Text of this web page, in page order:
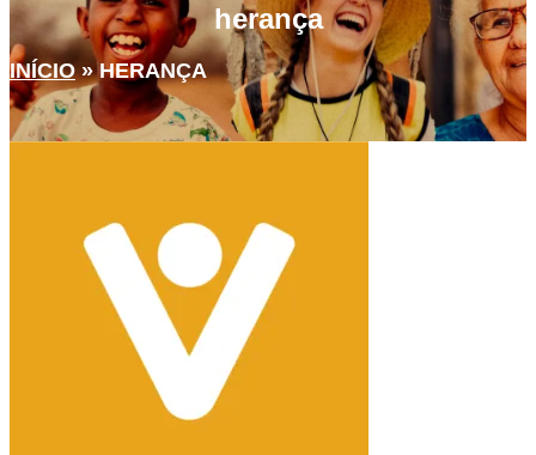
herança
INÍCIO»HERANÇA